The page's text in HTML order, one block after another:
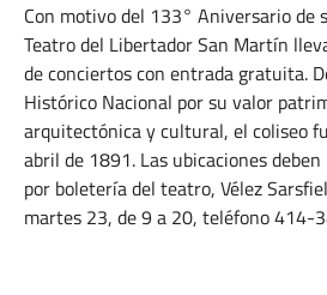
Con motivo del 133° Aniversario de
Teatro del Libertador San Martín
de conciertos con entrada gratuita.
Histórico Nacional por su valor
arquitectónica y cultural, el coliseo
abril de 1891. Las ubicaciones
por boletería del teatro, Vélez
martes 23, de 9 a 20, teléfono 414-